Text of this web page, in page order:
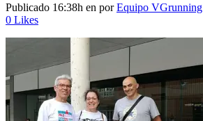
Publicado 16:38h en porEquipo VGrunning
0 Likes